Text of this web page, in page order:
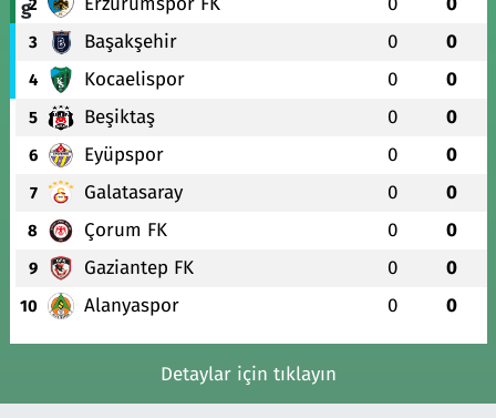
2
3 Başakşehir 0 0
4 Kocaelispor 0 0
5 Beşiktaş 0 0
6 Eyüpspor 0 0
7 Galatasaray 0 0
8 Çorum FK 0 0
9 Gaziantep FK 0 0
10 Alanyaspor 0 0
Detaylar için tıklayın